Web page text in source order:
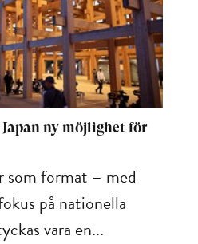
ny möjlighet för
som format – med
på nationella
vara en...